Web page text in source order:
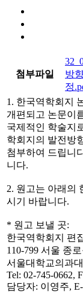
첨부파일
방
정
1. 한국역학회지
개편되고 논문이
국제적인 학술지
학회지의 발전방
첨부하여 드립니
니다.
2. 원고는 아래의
시기 바랍니다.
* 원고 보낼 곳:
한국역학회지 편
110-799 서울 종
서울대학교의과
Tel: 02-745-0662,
담당자: 이영주,